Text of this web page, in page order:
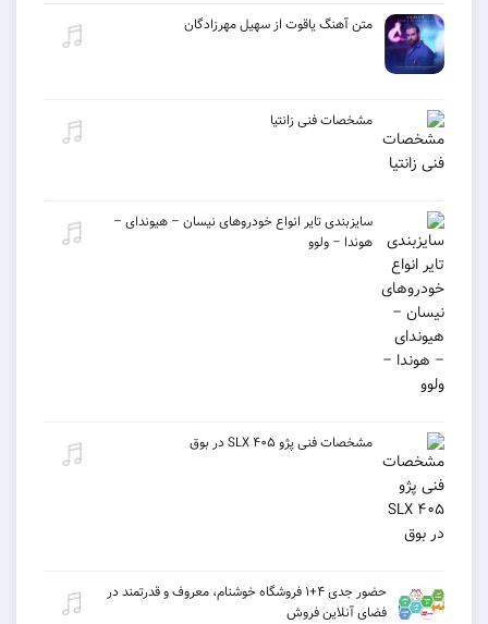
متن آهنگ یاقوت از سهیل مهرزادگان
مشخصات فنی زانتیا
سایزبندی تایر انواع خودروهای نیسان – هیوندای –
هوندا – ولوو
مشخصات فنی پژو ۴۰۵ SLX در بوق
حضور جدی ۴+۱ فروشگاه خوشنام، معروف و قدرتمند در
فضای آنلاین فروش